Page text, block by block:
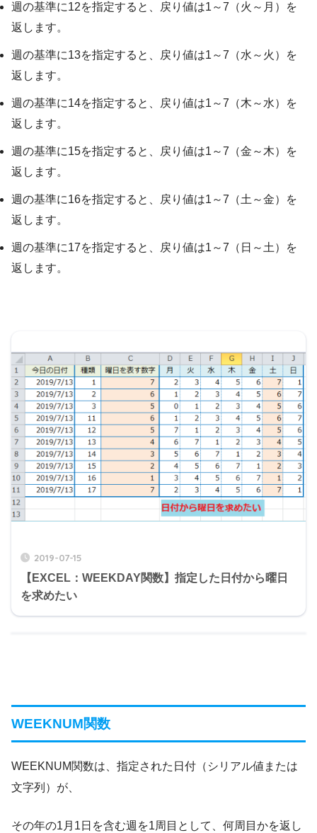
週の基準に12を指定すると、戻り値は1～7（火～月）を
返します。
週の基準に13を指定すると、戻り値は1～7（水～火）を
返します。
週の基準に14を指定すると、戻り値は1～7（木～水）を
返します。
週の基準に15を指定すると、戻り値は1～7（金～木）を
返します。
週の基準に16を指定すると、戻り値は1～7（土～金）を
返します。
週の基準に17を指定すると、戻り値は1～7（日～土）を
返します。
2019-07-15
【EXCEL：WEEKDAY関数】指定した日付から曜日
を求めたい
WEEKNUM関数
WEEKNUM関数は、指定された日付（シリアル値または
文字列）が、
その年の1月1日を含む週を1周目として、何周目かを返し